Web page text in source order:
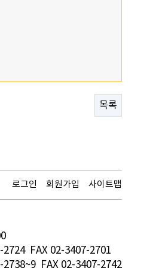
목록
로그인 회원가입 사이트맵
FAX 02-3407-2701
FAX 02-3407-2742